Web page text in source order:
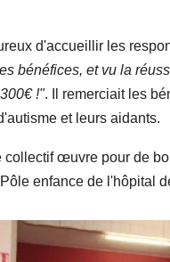
d'accueillir les
bénéfices, et vu la
!". Il remerciait les
et leurs aidants.
collectif œuvre pour de
enfance de l'hôpital